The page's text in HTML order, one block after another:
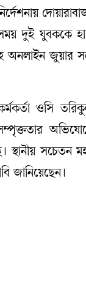
দুই যুবককে
জুয়ার
কর্মকর্তা ওসি
স্থানীয় সচেতন
জানিয়েছেন।